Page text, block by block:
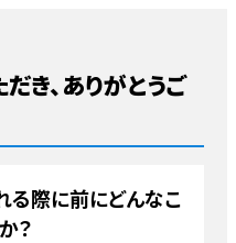
き、ありがとうご
際に前にどんなこ
？